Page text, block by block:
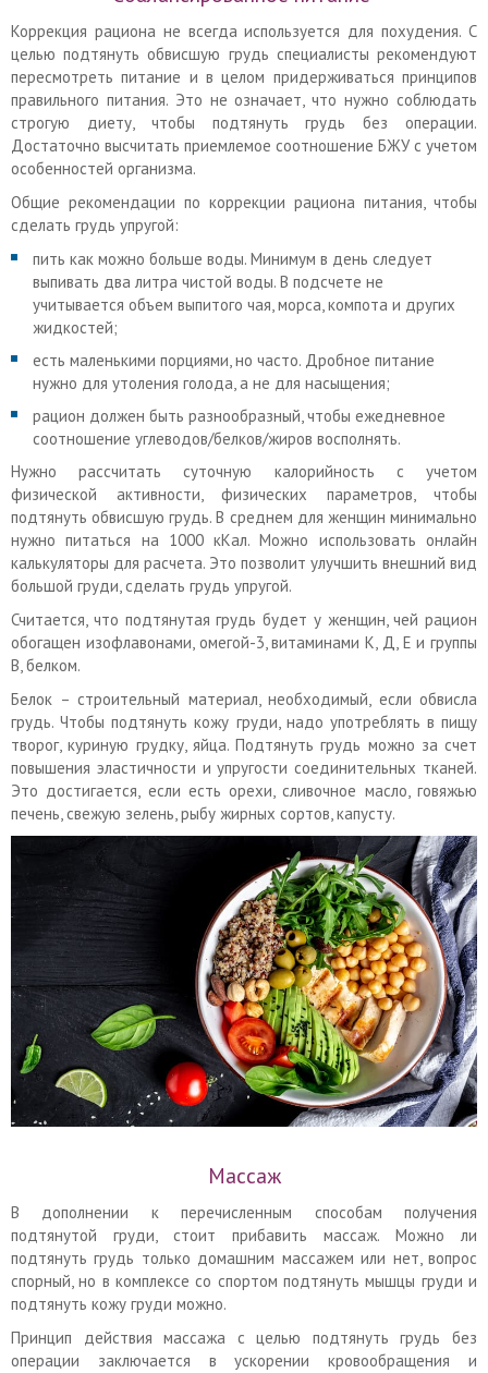
Коррекция рациона не всегда используется для похудения. С
целью подтянуть обвисшую грудь специалисты рекомендуют
пересмотреть питание и в целом придерживаться принципов
правильного питания. Это не означает, что нужно соблюдать
строгую диету, чтобы подтянуть грудь без операции.
Достаточно высчитать приемлемое соотношение БЖУ с учетом
особенностей организма.
Общие рекомендации по коррекции рациона питания, чтобы
сделать грудь упругой:
пить как можно больше воды. Минимум в день следует
выпивать два литра чистой воды. В подсчете не
учитывается объем выпитого чая, морса, компота и других
жидкостей;
есть маленькими порциями, но часто. Дробное питание
нужно для утоления голода, а не для насыщения;
рацион должен быть разнообразный, чтобы ежедневное
соотношение углеводов/белков/жиров восполнять.
Нужно рассчитать суточную калорийность с учетом
физической активности, физических параметров, чтобы
подтянуть обвисшую грудь. В среднем для женщин минимально
нужно питаться на 1000 кКал. Можно использовать онлайн
калькуляторы для расчета. Это позволит улучшить внешний вид
большой груди, сделать грудь упругой.
Считается, что подтянутая грудь будет у женщин, чей рацион
обогащен изофлавонами, омегой-3, витаминами К, Д, Е и группы
В, белком.
Белок – строительный материал, необходимый, если обвисла
грудь. Чтобы подтянуть кожу груди, надо употреблять в пищу
творог, куриную грудку, яйца. Подтянуть грудь можно за счет
повышения эластичности и упругости соединительных тканей.
Это достигается, если есть орехи, сливочное масло, говяжью
печень, свежую зелень, рыбу жирных сортов, капусту.
Массаж
В дополнении к перечисленным способам получения
подтянутой груди, стоит прибавить массаж. Можно ли
подтянуть грудь только домашним массажем или нет, вопрос
спорный, но в комплексе со спортом подтянуть мышцы груди и
подтянуть кожу груди можно.
Принцип действия массажа с целью подтянуть грудь без
операции заключается в ускорении кровообращения и